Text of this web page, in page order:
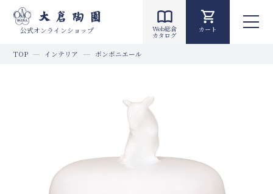
公式オンラインショップ Web総合
カタログ
カート
TOP インテリア ボンボニエール